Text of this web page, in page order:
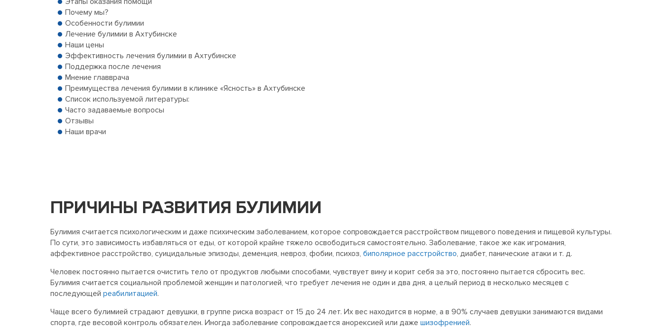
Почему мы?
Особенности булимии
Лечение булимии в Ахтубинске
Наши цены
Эффективность лечения булимии в Ахтубинске
Поддержка после лечения
Мнение главврача
Преимущества лечения булимии в клинике «Ясность» в Ахтубинске
Список используемой литературы:
Часто задаваемые вопросы
Отзывы
Наши врачи
ПРИЧИНЫ РАЗВИТИЯ БУЛИМИИ
Булимия считается психологическим и даже психическим заболеванием, которое сопровождается расстройством пищевого поведения и пищевой культуры.
По сути, это зависимость избавляться от еды, от которой крайне тяжело освободиться самостоятельно. Заболевание, такое же как игромания,
аффективное расстройство, суицидальные эпизоды, деменция, невроз, фобии, психоз, биполярное расстройство, диабет, панические атаки и т. д.
Человек постоянно пытается очистить тело от продуктов любыми способами, чувствует вину и корит себя за это, постоянно пытается сбросить вес.
Булимия считается социальной проблемой женщин и патологией, что требует лечения не один и два дня, а целый период в несколько месяцев с
последующей реабилитацией.
Чаще всего булимией страдают девушки, в группе риска возраст от 15 до 24 лет. Их вес находится в норме, а в 90% случаев девушки занимаются видами
спорта, где весовой контроль обязателен. Иногда заболевание сопровождается анорексией или даже шизофренией.